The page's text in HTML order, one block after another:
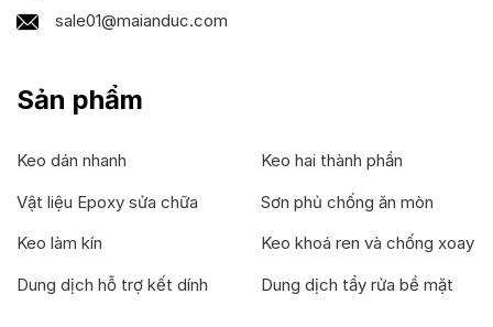
sale01@maianduc.com
Sản phẩm
Keo dán nhanh
Keo hai thành phần
Vật liệu Epoxy sửa chữa
Sơn phủ chống ăn mòn
Keo làm kín
Keo khoá ren và chống xoay
Dung dịch hỗ trợ kết dính
Dung dịch tẩy rửa bề mặt